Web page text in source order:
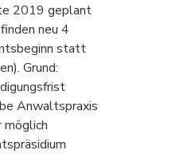
2019 geplant
neu 4
statt
Grund:
Anwaltspraxis
möglich